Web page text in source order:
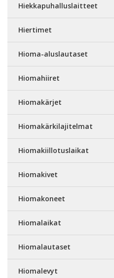
Hiekkapuhalluslaitteet
Hiertimet
Hioma-aluslautaset
Hiomahiiret
Hiomakärjet
Hiomakärkilajitelmat
Hiomakiillotuslaikat
Hiomakivet
Hiomakoneet
Hiomalaikat
Hiomalautaset
Hiomalevyt